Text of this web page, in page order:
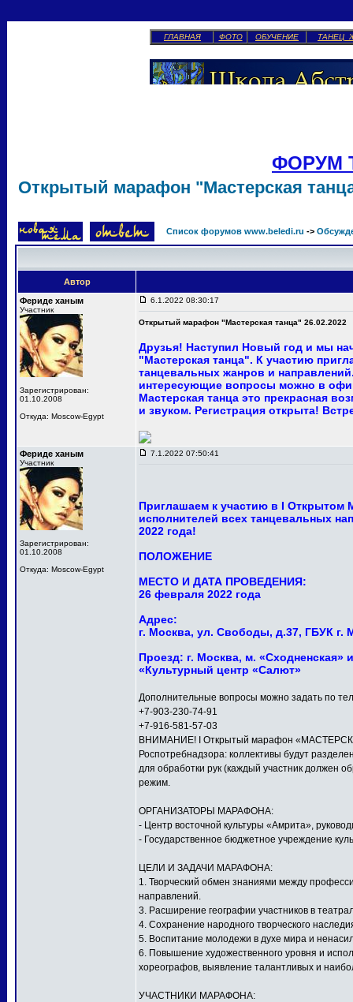
ГЛАВНАЯ ФОТО ОБУЧЕНИЕ ТАНЕЦ
ФОРУМ
Открытый марафон "Мастерская
Список форумов www.beledi.ru ->
Автор
Фериде ханым
Участник
Зарегистрирован:
01.10.2008
Откуда: Moscow-Egypt
6.1.2022 08:30:17
Открытый марафон "Мастерская танца" 26.02.2022
Друзья! Наступил Новый год и мы
"Мастерская танца". К участию
танцевальных жанров и
интересующие вопросы можно в
Мастерская танца это прекрасная
и звуком. Регистрация открыта!
Фериде ханым
Участник
Зарегистрирован:
01.10.2008
Откуда: Moscow-Egypt
7.1.2022 07:50:41
Приглашаем к участию в I
исполнителей всех танцевальных
2022 года!
ПОЛОЖЕНИЕ
МЕСТО И ДАТА ПРОВЕДЕНИЯ:
26 февраля 2022 года
Адрес:
г. Москва, ул. Свободы, д.37, ГБУК
Проезд: г. Москва, м. «Сходненская»
«Культурный центр «Салют»
Дополнительные вопросы можно задать по
+7-903-230-74-91
+7-916-581-57-03
ВНИМАНИЕ! I Открытый марафон
Роспотребнадзора: коллективы будут
для обработки рук (каждый участник должен
режим.
ОРГАНИЗАТОРЫ МАРАФОНА:
- Центр восточной культуры «Амрита»,
- Государственное бюджетное учреждение
ЦЕЛИ И ЗАДАЧИ МАРАФОНА:
1. Творческий обмен знаниями между
направлений.
3. Расширение географии участников в
4. Сохранение народного творческого
5. Воспитание молодежи в духе мира и
6. Повышение художественного уровня и
хореографов, выявление талантливых и
УЧАСТНИКИ МАРАФОНА: